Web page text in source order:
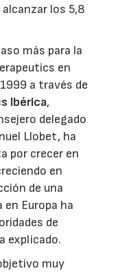
los 5,8
más para la
en
a través de
Ibérica,
delegado
Llobet, ha
por crecer en
en
de una
Europa ha
de
explicado.
muy